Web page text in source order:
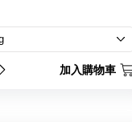
加入購物車